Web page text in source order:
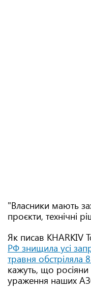
"Власники мають
проєкти, технічні
Як писав KHARKIV
РФ знищила усі
травня обстріляла
кажуть, що
ураження наших